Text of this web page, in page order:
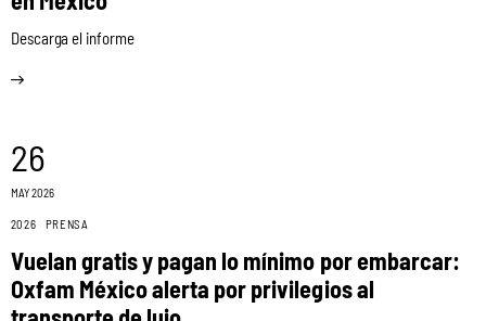
Descarga el informe
26
MAY 2026
2026 PRENSA
Vuelan gratis y pagan lo mínimo por embarcar:
Oxfam México alerta por privilegios al